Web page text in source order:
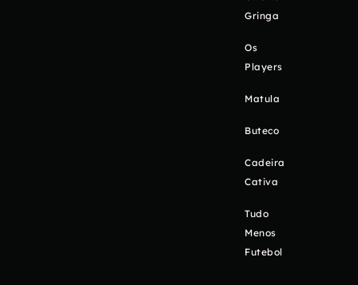
Gringa
Os
Players
Matula
Buteco
Cadeira
Cativa
Tudo
Menos
Futebol